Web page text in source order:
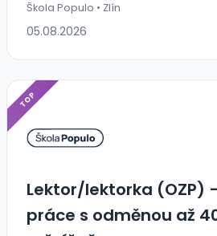
Škola Populo • Zlín
05.08.2026
TOP
Lektor/lektorka (OZP)
práce s odměnou až